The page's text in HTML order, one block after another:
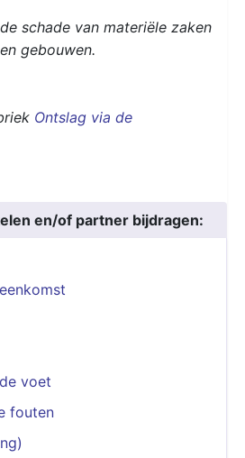
schade van materiële zaken
gebouwen.
Ontslag via de
en/of partner bijdragen:
voet
fouten